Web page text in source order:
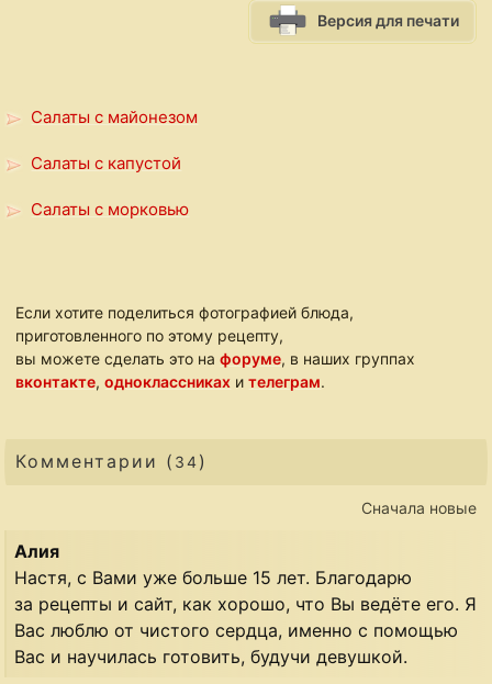
Версия для печати
Салаты с майонезом
Салаты с капустой
Салаты с морковью
Если хотите поделиться фотографией блюда,
приготовленного по этому рецепту,
вы можете сделать это нафоруме, в наших группах
вконтакте,одноклассниках ителеграм.
Комментарии ( 34)
Сначала новые
Алия
Настя, с Вами уже больше 15 лет. Благодарю
за рецепты и сайт, как хорошо, что Вы ведёте его. Я
Вас люблю от чистого сердца, именно с помощью
Вас и научилась готовить, будучи девушкой.